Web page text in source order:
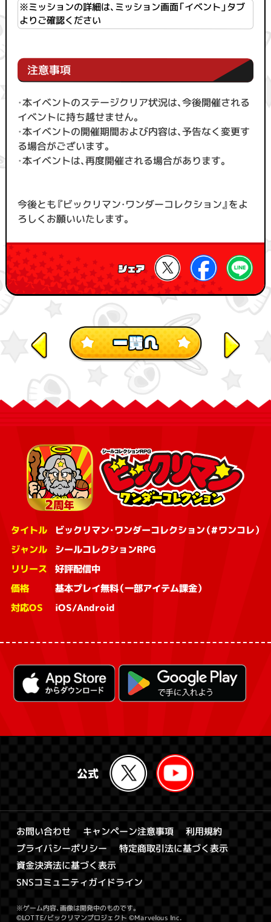
※ミッションの詳細は、ミッション画面「イベント」タブ
よりご確認ください
注意事項
・本イベントのステージクリア状況は、今後開催される
イベントに持ち越せません。
・本イベントの開催期間および内容は、予告なく変更す
る場合がございます。
・本イベントは、再度開催される場合があります。
今後とも『ビックリマン・ワンダーコレクション』をよ
ろしくお願いいたします。
タイトル ビックリマン・ワンダーコレクション（#ワンコレ）
ジャンル シールコレクションRPG
リリース 好評配信中
価格 基本プレイ無料（一部アイテム課金）
対応OS iOS/Android
お問い合わせ キャンペーン注意事項 利用規約
プライバシーポリシー 特定商取引法に基づく表示
資金決済法に基づく表示
SNSコミュニティガイドライン
※ゲーム内容、画像は開発中のものです。
©LOTTE/ビックリマンプロジェクト ©Marvelous Inc.